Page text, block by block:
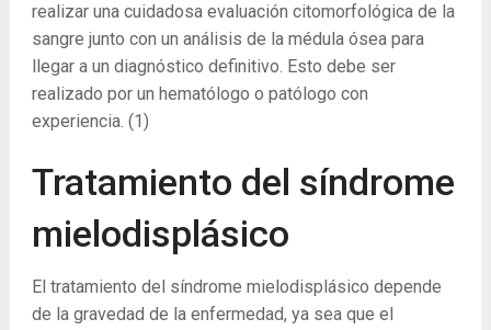
realizar una cuidadosa evaluación citomorfológica de la
sangre junto con un análisis de la médula ósea para
llegar a un diagnóstico definitivo. Esto debe ser
realizado por un hematólogo o patólogo con
experiencia. (1)
Tratamiento del síndrome
mielodisplásico
El tratamiento del síndrome mielodisplásico depende
de la gravedad de la enfermedad, ya sea que el